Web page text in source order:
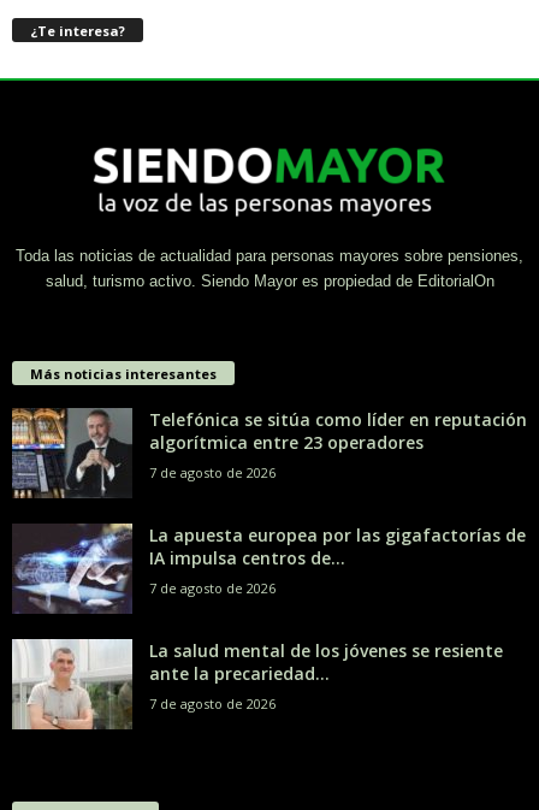
¿Te interesa?
Toda las noticias de actualidad para personas mayores sobre pensiones,
salud, turismo activo. Siendo Mayor es propiedad de EditorialOn
Más noticias interesantes
Telefónica se sitúa como líder en reputación
algorítmica entre 23 operadores
7 de agosto de 2026
La apuesta europea por las gigafactorías de
IA impulsa centros de...
7 de agosto de 2026
La salud mental de los jóvenes se resiente
ante la precariedad...
7 de agosto de 2026